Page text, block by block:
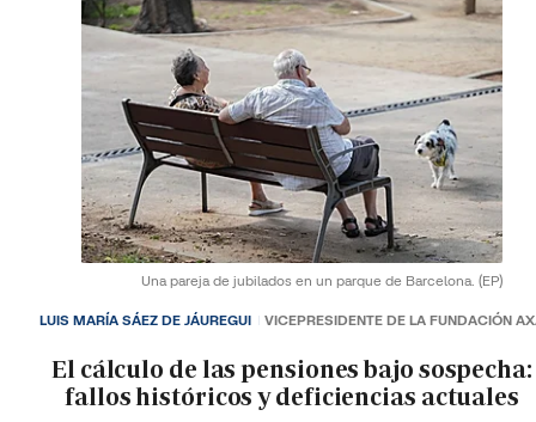
Una pareja de jubilados en un parque de Barcelona. (EP)
El cálculo de las pensiones bajo sospecha:
fallos históricos y deficiencias actuales
LUIS MARÍA SÁEZ DE JÁUREGUI VICEPRESIDENTE DE LA FUNDACIÓN